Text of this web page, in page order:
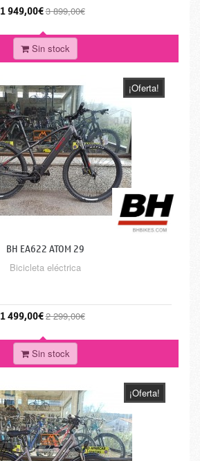
1 949,00€3 899,00€
Sin stock
¡Oferta!
BH EA622 ATOM 29
Bicicleta eléctrica
1 499,00€2 299,00€
Sin stock
¡Oferta!